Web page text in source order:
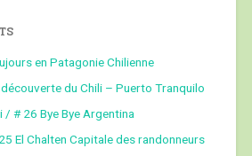
en Patagonie Chilienne
du Chili – Puerto Tranquilo
/ # 26 Bye Bye Argentina
El Chalten Capitale des randonneurs